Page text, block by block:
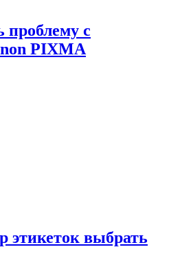
проблему с
PIXMA
этикеток выбрать